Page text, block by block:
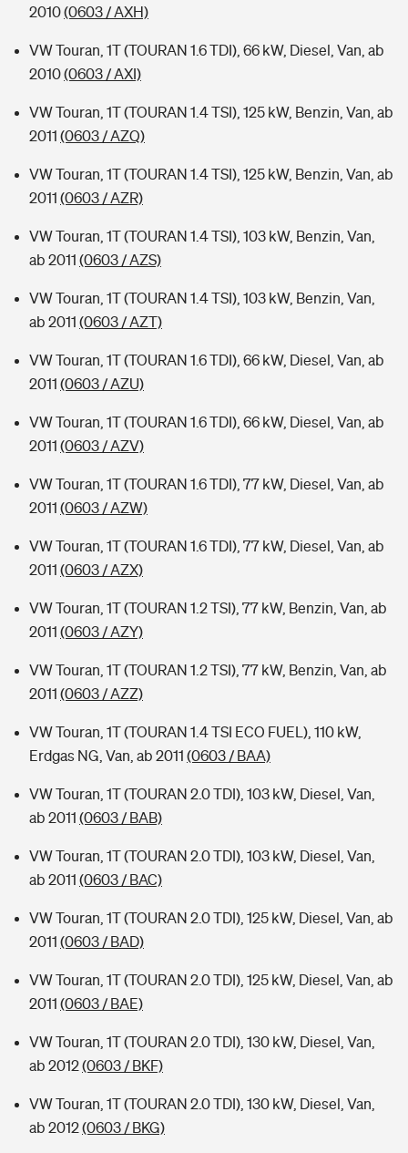
2010(0603 / AXH)
VW Touran, 1T (TOURAN 1.6 TDI), 66 kW, Diesel, Van, ab
2010(0603 / AXI)
VW Touran, 1T (TOURAN 1.4 TSI), 125 kW, Benzin, Van, ab
2011 (0603 / AZQ)
VW Touran, 1T (TOURAN 1.4 TSI), 125 kW, Benzin, Van, ab
2011 (0603 / AZR)
VW Touran, 1T (TOURAN 1.4 TSI), 103 kW, Benzin, Van,
ab 2011 (0603 / AZS)
VW Touran, 1T (TOURAN 1.4 TSI), 103 kW, Benzin, Van,
ab 2011 (0603 / AZT)
VW Touran, 1T (TOURAN 1.6 TDI), 66 kW, Diesel, Van, ab
2011 (0603 / AZU)
VW Touran, 1T (TOURAN 1.6 TDI), 66 kW, Diesel, Van, ab
2011 (0603 / AZV)
VW Touran, 1T (TOURAN 1.6 TDI), 77 kW, Diesel, Van, ab
2011 (0603 / AZW)
VW Touran, 1T (TOURAN 1.6 TDI), 77 kW, Diesel, Van, ab
2011 (0603 / AZX)
VW Touran, 1T (TOURAN 1.2 TSI), 77 kW, Benzin, Van, ab
2011 (0603 / AZY)
VW Touran, 1T (TOURAN 1.2 TSI), 77 kW, Benzin, Van, ab
2011 (0603 / AZZ)
VW Touran, 1T (TOURAN 1.4 TSI ECO FUEL), 110 kW,
Erdgas NG, Van, ab 2011 (0603 / BAA)
VW Touran, 1T (TOURAN 2.0 TDI), 103 kW, Diesel, Van,
ab 2011 (0603 / BAB)
VW Touran, 1T (TOURAN 2.0 TDI), 103 kW, Diesel, Van,
ab 2011 (0603 / BAC)
VW Touran, 1T (TOURAN 2.0 TDI), 125 kW, Diesel, Van, ab
2011 (0603 / BAD)
VW Touran, 1T (TOURAN 2.0 TDI), 125 kW, Diesel, Van, ab
2011 (0603 / BAE)
VW Touran, 1T (TOURAN 2.0 TDI), 130 kW, Diesel, Van,
ab 2012(0603 / BKF)
VW Touran, 1T (TOURAN 2.0 TDI), 130 kW, Diesel, Van,
ab 2012(0603 / BKG)